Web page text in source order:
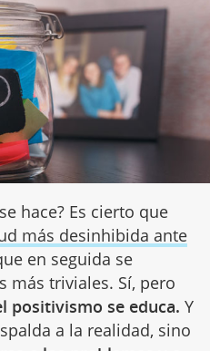
hace? Es cierto que
más desinhibida ante
en seguida se
más triviales. Sí, pero
positivismo se educa. Y
a la realidad, sino